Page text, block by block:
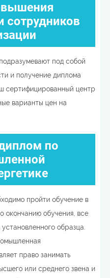
сотрудников
под собой
и получение диплома
сертифицированный центр
варианты цен на
по
пройти обучение в
обучения, все
образца.
право занимать
или среднего звена и